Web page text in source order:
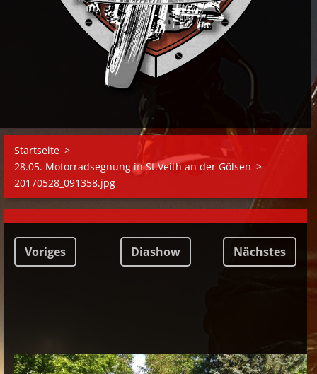
Startseite >
28.05. Motorradsegnung in St.Veith an der Gölsen >
20170528_091358.jpg
Voriges Diashow Nächstes